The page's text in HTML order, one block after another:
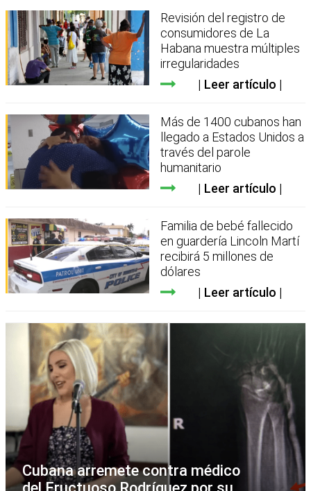
Revisión del registro de
consumidores de La
Habana muestra múltiples
irregularidades
Leer artículo
Más de 1400 cubanos han
llegado a Estados Unidos a
través del parole
humanitario
Leer artículo
Familia de bebé fallecido
en guardería Lincoln Martí
recibirá 5 millones de
dólares
Leer artículo
Cubana arremete contra médico